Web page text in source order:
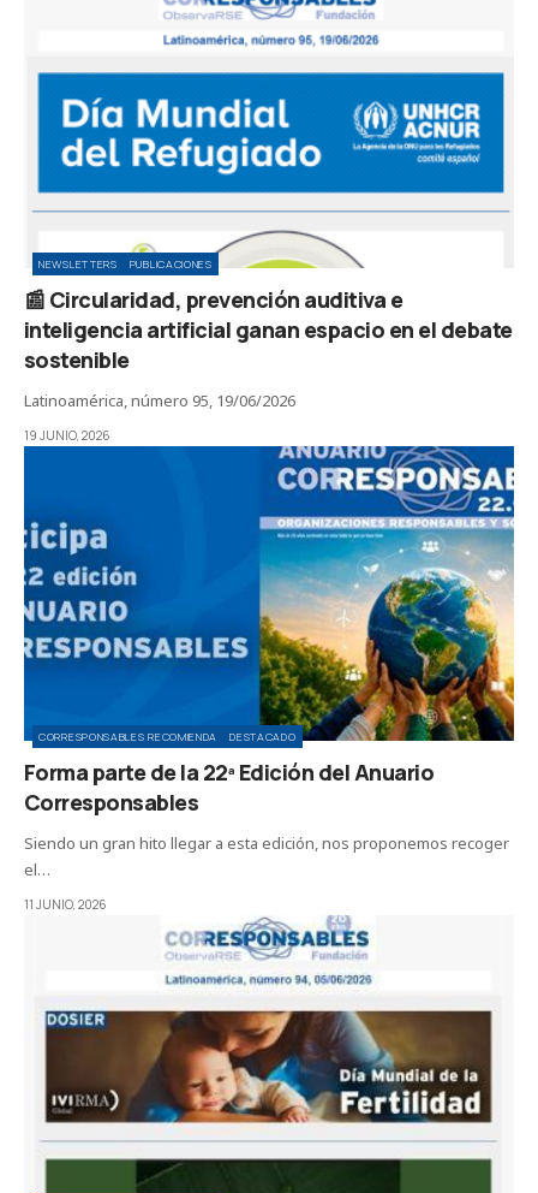
NEWSLETTERS PUBLICACIONES
📰 Circularidad, prevención auditiva e
inteligencia artificial ganan espacio en el debate
sostenible
Latinoamérica, número 95, 19/06/2026
19 JUNIO, 2026
CORRESPONSABLES RECOMIENDA DESTACADO
Forma parte de la 22ª Edición del Anuario
Corresponsables
Siendo un gran hito llegar a esta edición, nos proponemos recoger
el…
11 JUNIO, 2026